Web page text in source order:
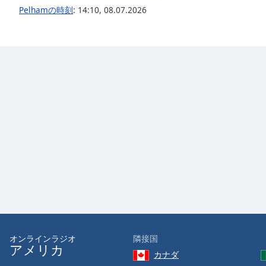
Audio
Track
Escape
cancel
and
Pelhamの時刻: 14:10, 08.07.2026
オンラインラジオ
アメリカ
隣接国
カナダ